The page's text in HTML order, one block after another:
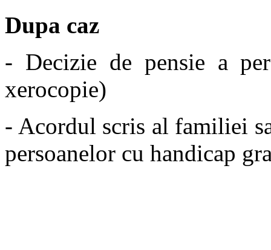
Dupa caz
- Decizie de pensie a
xerocopie)
- Acordul scris al familiei
persoanelor cu handicap